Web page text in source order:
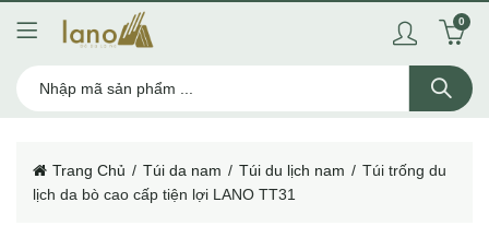
0
Trang Chủ Túi da nam Túi du lịch nam
Túi trống du
lịch da bò cao cấp tiện lợi LANO TT31